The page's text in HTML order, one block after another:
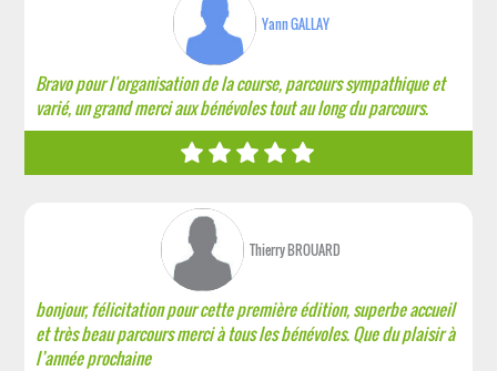
Yann GALLAY
Bravo pour l'organisation de la course, parcours sympathique et
varié, un grand merci aux bénévoles tout au long du parcours.
Thierry BROUARD
bonjour, félicitation pour cette première édition, superbe accueil
et très beau parcours merci à tous les bénévoles. Que du plaisir à
l’année prochaine